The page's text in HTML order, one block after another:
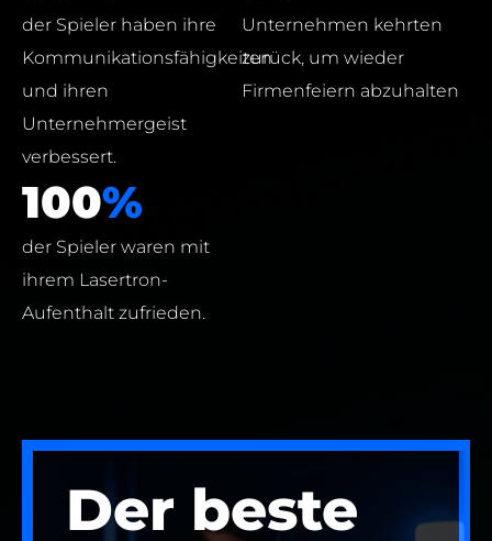
der Spieler haben ihre
Kommunikationsfähigkeiten
und ihren
Unternehmergeist
verbessert.
Unternehmen kehrten
zurück, um wieder
Firmenfeiern abzuhalten
100%
der Spieler waren mit
ihrem Lasertron-
Aufenthalt zufrieden.
Der beste